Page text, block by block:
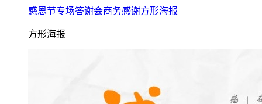
感恩节专场答谢会商务感谢方形海报
方形海报